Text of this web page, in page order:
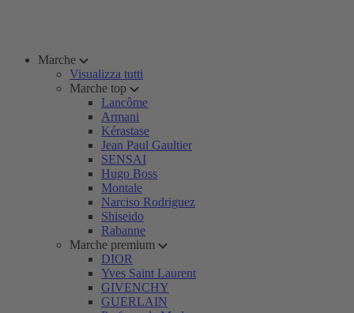
Marche
Visualizza tutti
Marche top
Lancôme
Armani
Kérastase
Jean Paul Gaultier
SENSAI
Hugo Boss
Montale
Narciso Rodriguez
Shiseido
Rabanne
Marche premium
DIOR
Yves Saint Laurent
GIVENCHY
GUERLAIN